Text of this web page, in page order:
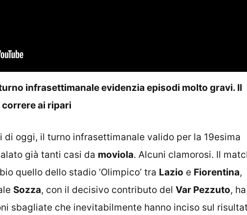
infrasettimanale evidenzia episodi molto gravi. Il
ai ripari
oggi, il turno infrasettimanale valido per la 19esima
già tanti casi da moviola. Alcuni clamorosi. Il
quello dello stadio ‘Olimpico’ tra Lazio e Fiorentina,
Sozza, con il decisivo contributo del Var Pezzuto, ha
sbagliate che inevitabilmente hanno inciso sul